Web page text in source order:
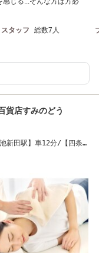
スタッフ 総数7人
貨店すみのどう
新田駅】車12分/【四条畷